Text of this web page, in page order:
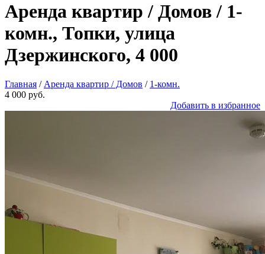
Аренда квартир / Домов / 1-
комн., Топки, улица
Дзержинского, 4 000
Главная / Аренда квартир / Домов / 1-комн.
4 000 руб.
Добавить в избранное